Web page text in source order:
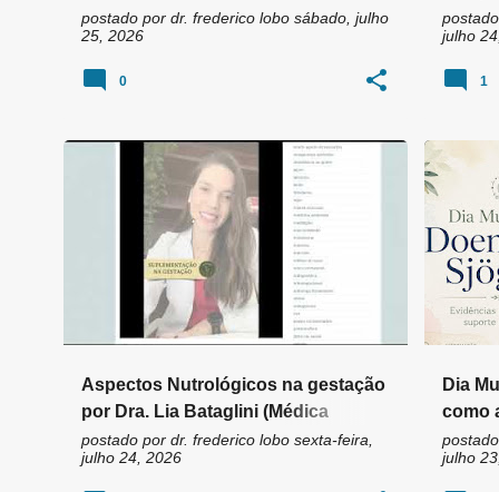
postado por dr. frederico lobo sábado, julho
25, 2026
0
julho
1
Aspectos Nutrológicos na gestação
por Dra. Lia Bataglini (Médica
Nutróloga)
postado por dr. frederico lobo sexta-feira,
julho 24, 2026
Dia
como
julho